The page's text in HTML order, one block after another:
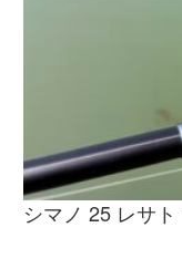
シマノ 25 レサト